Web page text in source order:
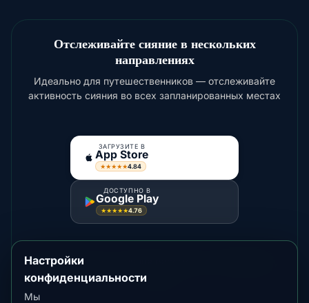
Отслеживайте сияние в нескольких
направлениях
Идеально для путешественников — отслеживайте
активность сияния во всех запланированных местах
ЗАГРУЗИТЕ В
App Store
★★★★★4.84
ДОСТУПНО В
Google Play
★★★★★4.76
Для более яркого сияния рассмотрите
Tromsø
Настройки
конфиденциальности
Мы